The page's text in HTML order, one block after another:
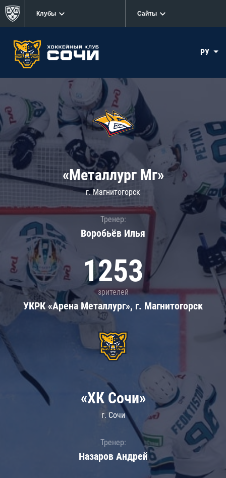
Клубы Сайты
РУ
«Металлург Мг»
г. Магнитогорск
Тренер:
Воробьёв Илья
1253
зрителей
УКРК «Арена Металлург», г. Магнитогорск
«ХК Сочи»
г. Сочи
Тренер:
Назаров Андрей